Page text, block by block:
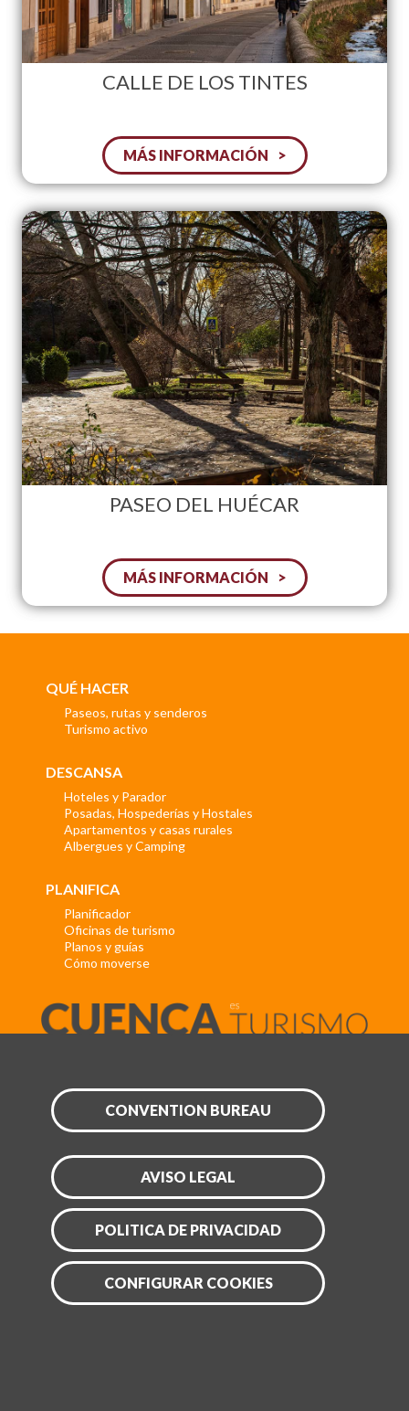
CALLE DE LOS TINTES
MÁS INFORMACIÓN
PASEO DEL HUÉCAR
MÁS INFORMACIÓN
QUÉ HACER
Paseos, rutas y senderos
Turismo activo
DESCANSA
Hoteles y Parador
Posadas, Hospederías y Hostales
Apartamentos y casas rurales
Albergues y Camping
PLANIFICA
Planificador
Oficinas de turismo
Planos y guías
Cómo moverse
CONVENTION BUREAU
AVISO LEGAL
POLITICA DE PRIVACIDAD
CONFIGURAR COOKIES